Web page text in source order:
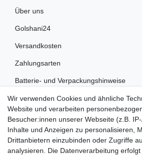
Über uns
Golshani24
Versandkosten
Zahlungsarten
Batterie- und Verpackungshinweise
RECHTLICHES
Impressum
Datenschutz
Wir verwenden Cookies und ähnliche
Website und verarbeiten
Besucher:innen unserer Webseite (z.B.
Inhalte und Anzeigen zu personalisieren,
Drittanbietern einzubinden oder Zugriffe
analysieren. Die Datenverarbeitung